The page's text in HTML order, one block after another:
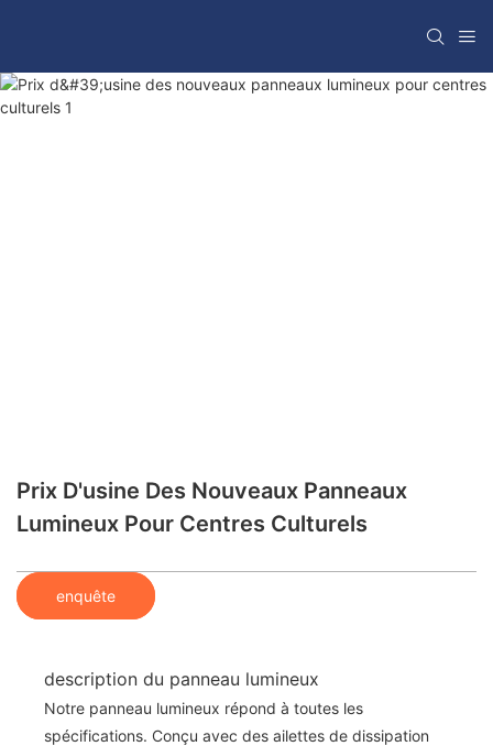
Prix ​​d'usine Des Nouveaux Panneaux
Lumineux Pour Centres Culturels
enquête
description du panneau lumineux
Notre panneau lumineux répond à toutes les
spécifications. Conçu avec des ailettes de dissipation